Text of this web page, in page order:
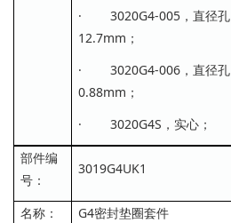
· 3020G4-005，直径孔
12.7mm；
· 3020G4-006，直径孔
0.88mm；
· 3020G4S，实心；
部件编
号：
3019G4UK1
名称： G4密封垫圈套件